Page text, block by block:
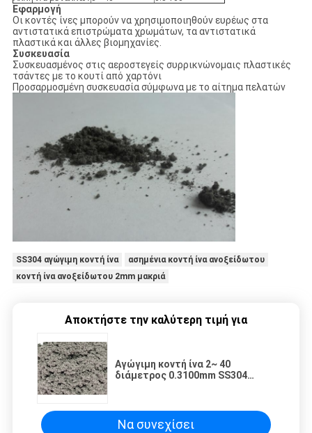
Εφαρμογή
Οι κοντές ίνες μπορούν να χρησιμοποιηθούν ευρέως στα
αντιστατικά επιστρώματα χρωμάτων, τα αντιστατικά
πλαστικά και άλλες βιομηχανίες.
Συσκευασία
Συσκευασμένος στις αεροστεγείς συρρικνώνομαις πλαστικές
τσάντες με το κουτί από χαρτόνι
Προσαρμοσμένη συσκευασία σύμφωνα με το αίτημα πελατών
SS304 αγώγιμη κοντή ίνα
ασημένια κοντή ίνα ανοξείδωτου
κοντή ίνα ανοξείδωτου 2mm μακριά
Αποκτήστε την καλύτερη τιμή για
Αγώγιμη κοντή ίνα 2~ 40
διάμετρος 0.3100mm SS304
Να συνεχίσει